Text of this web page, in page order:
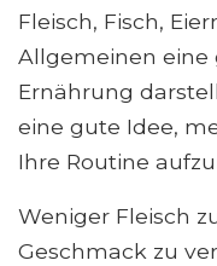
Fleisch, Fisch,
Allgemeinen eine
Ernährung
eine gute Idee,
Ihre Routine
Weniger Fleisch
Geschmack zu